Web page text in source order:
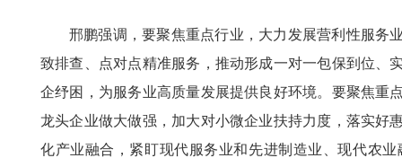
邢鹏强调，要聚焦重点行业，大力发展营利性服务
致排查、点对点精准服务，推动形成一对一包保到位、
企纾困，为服务业高质量发展提供良好环境。要聚焦重
龙头企业做大做强，加大对小微企业扶持力度，落实好
化产业融合，紧盯现代服务业和先进制造业、现代农